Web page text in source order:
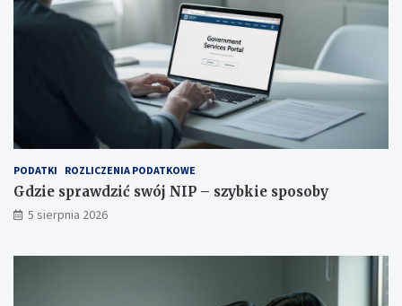
PODATKI ROZLICZENIA PODATKOWE
Gdzie sprawdzić swój NIP – szybkie sposoby
5 sierpnia 2026